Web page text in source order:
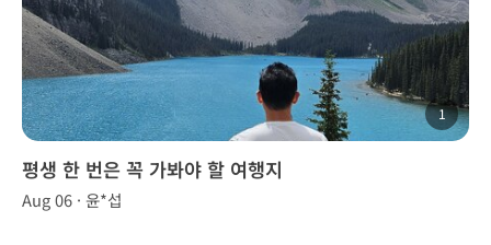
1
평생 한 번은 꼭 가봐야 할 여행지
Aug 06 · 윤*섭